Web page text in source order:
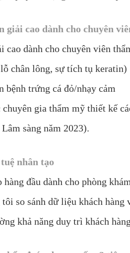
giải cao dành cho chuyên
cao dành cho chuyên viên
chân lông, sự tích tụ keratin)
bệnh trứng cá đỏ/nhạy cảm
gia thẩm mỹ thiết kế
sàng năm 2023).
nhân tạo
hàng đầu dành cho phòng
tôi so sánh dữ liệu khách
khả năng duy trì khách